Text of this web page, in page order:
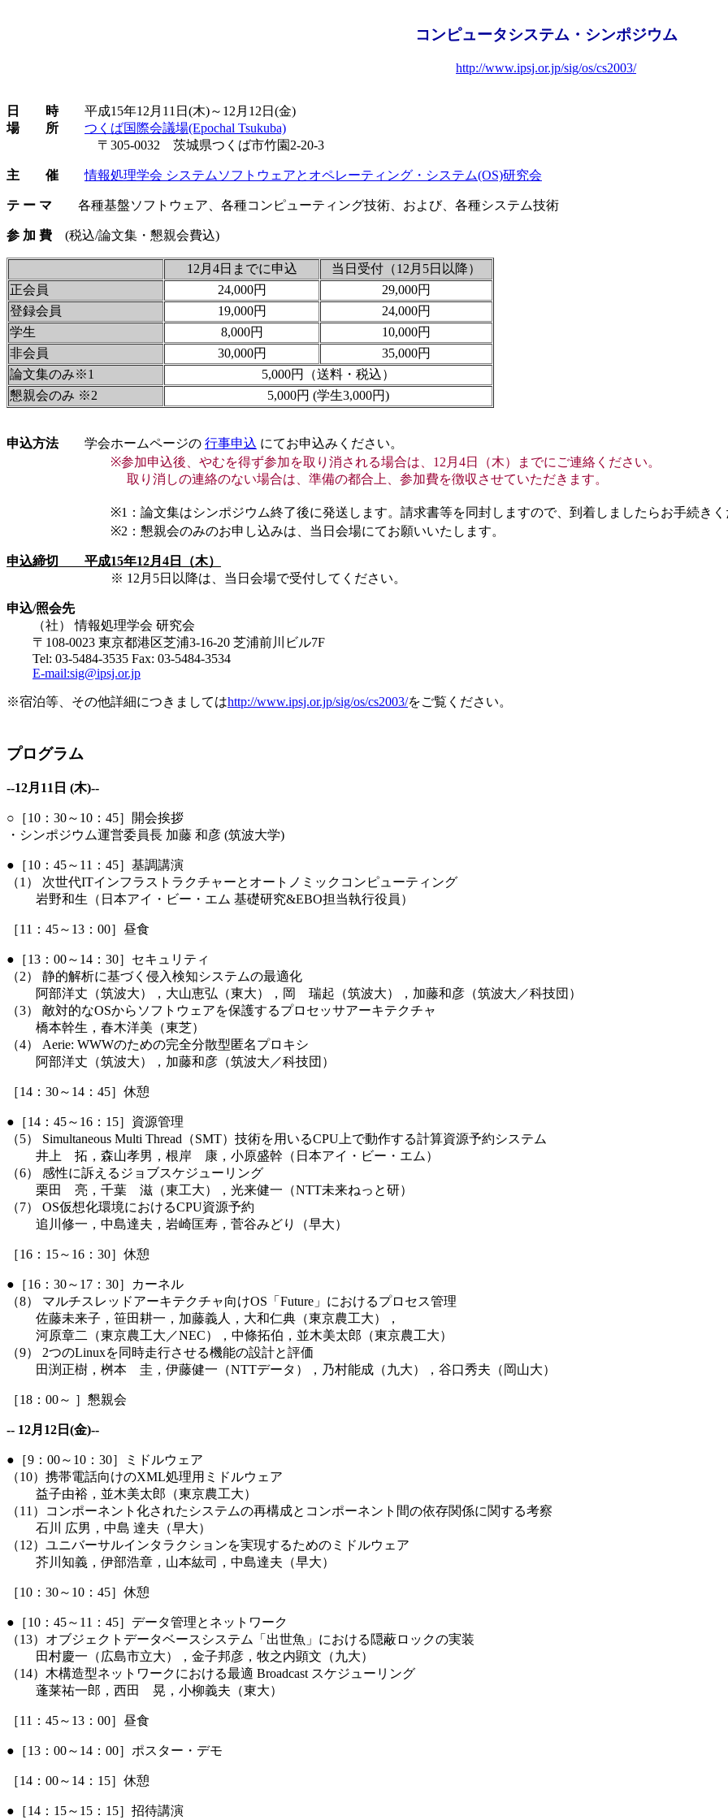
コンピュータシステム・シンポジウム
http://www.ipsj.or.jp/sig/os/cs2003/
日 時平成15年12月11日(木)～12月12日(金)
場 所
つくば国際会議場(Epochal Tsukuba)
〒305-0032 茨城県つくば市竹園2-20-3
主 催 情報処理学会 システムソフトウェアとオペレーティング・システム(OS)研究会
テ ー マ 各種基盤ソフトウェア、各種コンピューティング技術、および、各種システム技術
参 加 費 (税込/論文集・懇親会費込)
12月4日までに申込
当日受付（12月5日以降）
正会員
24,000円
29,000円
登録会員
19,000円
24,000円
学生
8,000円
10,000円
非会員
30,000円
35,000円
論文集のみ※1
5,000円（送料・税込）
懇親会のみ ※2
5,000円 (学生3,000円)
申込方法学会ホームページの 行事申込 にてお申込みください。
※参加申込後、やむを得ず参加を取り消される場合は、12月4日（木）までにご連絡ください。
取り消しの連絡のない場合は、準備の都合上、参加費を徴収させていただきます。
※1：論文集はシンポジウム終了後に発送します。請求書等を同封しますので、到着しましたらお手続きく
※2：懇親会のみのお申し込みは、当日会場にてお願いいたします。
申込締切 平成15年12月4日（木）
※ 12月5日以降は、当日会場で受付してください。
申込/照会先
（社） 情報処理学会 研究会
〒108-0023 東京都港区芝浦3-16-20 芝浦前川ビル7F
Tel: 03-5484-3535 Fax: 03-5484-3534
E-mail:sig@ipsj.or.jp
※宿泊等、その他詳細につきましてはhttp://www.ipsj.or.jp/sig/os/cs2003/をご覧ください。
プログラム
--12月11日 (木)--
○［10：30～10：45］開会挨拶
・シンポジウム運営委員長 加藤 和彦 (筑波大学)
●［10：45～11：45］基調講演
（1） 次世代ITインフラストラクチャーとオートノミックコンピューティング
岩野和生（日本アイ・ビー・エム 基礎研究&EBO担当執行役員）
［11：45～13：00］昼食
●［13：00～14：30］セキュリティ
（2） 静的解析に基づく侵入検知システムの最適化
阿部洋丈（筑波大），大山恵弘（東大），岡 瑞起（筑波大），加藤和彦（筑波大／科技団）
（3） 敵対的なOSからソフトウェアを保護するプロセッサアーキテクチャ
橋本幹生，春木洋美（東芝）
（4） Aerie: WWWのための完全分散型匿名プロキシ
阿部洋丈（筑波大），加藤和彦（筑波大／科技団）
［14：30～14：45］休憩
●［14：45～16：15］資源管理
（5） Simultaneous Multi Thread（SMT）技術を用いるCPU上で動作する計算資源予約システム
井上 拓，森山孝男，根岸 康，小原盛幹（日本アイ・ビー・エム）
（6） 感性に訴えるジョブスケジューリング
栗田 亮，千葉 滋（東工大），光来健一（NTT未来ねっと研）
（7） OS仮想化環境におけるCPU資源予約
追川修一，中島達夫，岩崎匡寿，菅谷みどり（早大）
［16：15～16：30］休憩
●［16：30～17：30］カーネル
（8） マルチスレッドアーキテクチャ向けOS「Future」におけるプロセス管理
佐藤未来子，笹田耕一，加藤義人，大和仁典（東京農工大），
河原章二（東京農工大／NEC），中條拓伯，並木美太郎（東京農工大）
（9） 2つのLinuxを同時走行させる機能の設計と評価
田渕正樹，桝本 圭，伊藤健一（NTTデータ），乃村能成（九大），谷口秀夫（岡山大）
［18：00～ ］懇親会
-- 12月12日(金)--
●［9：00～10：30］ミドルウェア
（10）携帯電話向けのXML処理用ミドルウェア
益子由裕，並木美太郎（東京農工大）
（11）コンポーネント化されたシステムの再構成とコンポーネント間の依存関係に関する考察
石川 広男，中島 達夫（早大）
（12）ユニバーサルインタラクションを実現するためのミドルウェア
芥川知義，伊部浩章，山本紘司，中島達夫（早大）
［10：30～10：45］休憩
●［10：45～11：45］データ管理とネットワーク
（13）オブジェクトデータベースシステム「出世魚」における隠蔽ロックの実装
田村慶一（広島市立大），金子邦彦，牧之内顕文（九大）
（14）木構造型ネットワークにおける最適 Broadcast スケジューリング
蓬莱祐一郎，西田 晃，小柳義夫（東大）
［11：45～13：00］昼食
●［13：00～14：00］ポスター・デモ
［14：00～14：15］休憩
●［14：15～15：15］招待講演